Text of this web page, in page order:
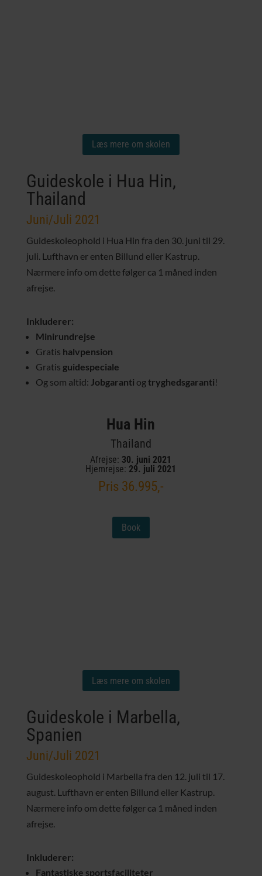
Læs mere om skolen
Guideskole i Hua Hin,
Thailand
Juni/Juli 2021
Guideskoleophold i Hua Hin fra den 30. juni til 29.
juli. Lufthavn er enten Billund eller Kastrup.
Nærmere info om dette følger ca 1 måned inden
afrejse.
Inkluderer:
Minirundrejse
Gratis halvpension
Gratis guidespeciale
Og som altid: Jobgaranti ogtryghedsgaranti!
Hua Hin
Thailand
Afrejse: 30. juni 2021
Hjemrejse: 29. juli 2021
Pris 36.995,-
Book
Læs mere om skolen
Guideskole i Marbella,
Spanien
Juni/Juli 2021
Guideskoleophold i Marbella fra den 12. juli til 17.
august. Lufthavn er enten Billund eller Kastrup.
Nærmere info om dette følger ca 1 måned inden
afrejse.
Inkluderer:
Fantastiske sportsfaciliteter